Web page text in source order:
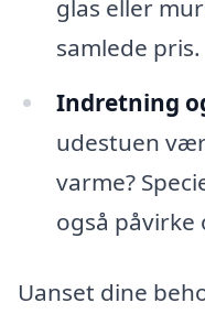
glas eller
samlede pris.
Indretning
udestuen
varme?
også
Uanset dine